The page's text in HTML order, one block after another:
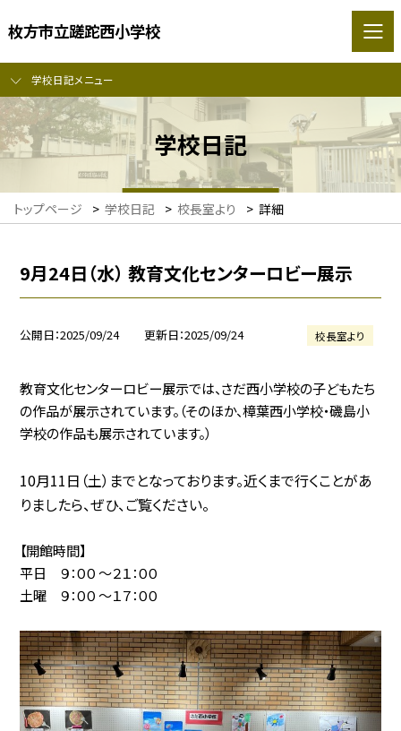
枚方市立蹉跎西小学校
学校日記メニュー
学校日記
トップページ > 学校日記 > 校長室より > 詳細
9月24日（水） 教育文化センターロビー展示
公開日 2025/09/24 更新日 2025/09/24 校長室より
教育文化センターロビー展示では、さだ西小学校の子どもたち
の作品が展示されています。（そのほか、樟葉西小学校・磯島小
学校の作品も展示されています。）
10月11日（土）までとなっております。近くまで行くことがあ
りましたら、ぜひ、ご覧ください。
【開館時間】
平日 ９：００ 〜２１：００
土曜 ９：００ 〜１７：００